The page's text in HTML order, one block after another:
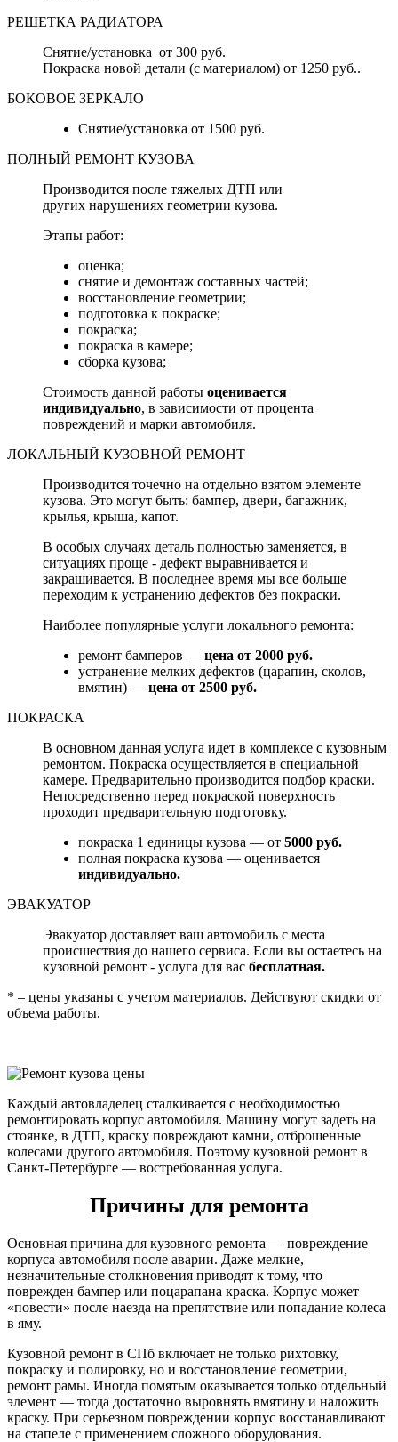
РЕШЕТКА РАДИАТОРА
Снятие/установка от 300 руб.
Покраска новой детали (с материалом) от 1250 руб..
БОКОВОЕ ЗЕРКАЛО
Снятие/установка от 1500 руб.
ПОЛНЫЙ РЕМОНТ КУЗОВА
Производится после тяжелых ДТП или
других нарушениях геометрии кузова.
Этапы работ:
оценка;
снятие и демонтаж составных частей;
восстановление геометрии;
подготовка к покраске;
покраска;
покраска в камере;
сборка кузова;
Стоимость данной работы оценивается
индивидуально, в зависимости от процента
повреждений и марки автомобиля.
ЛОКАЛЬНЫЙ КУЗОВНОЙ РЕМОНТ
Производится точечно на отдельно взятом элементе
кузова. Это могут быть: бампер, двери, багажник,
крылья, крыша, капот.
В особых случаях деталь полностью заменяется, в
ситуациях проще - дефект выравнивается и
закрашивается. В последнее время мы все больше
переходим к устранению дефектов без покраски.
Наиболее популярные услуги локального ремонта:
ремонт бамперов — цена от 2000 руб.
устранение мелких дефектов (царапин, сколов,
вмятин) — цена от 2500 руб.
ПОКРАСКА
В основном данная услуга идет в комплексе с кузовным
ремонтом. Покраска осуществляется в специальной
камере. Предварительно производится подбор краски.
Непосредственно перед покраской поверхность
проходит предварительную подготовку.
покраска 1 единицы кузова — от 5000 руб.
полная покраска кузова — оценивается
индивидуально.
ЭВАКУАТОР
Эвакуатор доставляет ваш автомобиль с места
происшествия до нашего сервиса. Если вы остаетесь на
кузовной ремонт - услуга для вас бесплатная.
* – цены указаны с учетом материалов. Действуют скидки от
объема работы.
Каждый автовладелец сталкивается с необходимостью
ремонтировать корпус автомобиля. Машину могут задеть на
стоянке, в ДТП, краску повреждают камни, отброшенные
колесами другого автомобиля. Поэтому кузовной ремонт в
Санкт-Петербурге — востребованная услуга.
Причины для ремонта
Основная причина для кузовного ремонта — повреждение
корпуса автомобиля после аварии. Даже мелкие,
незначительные столкновения приводят к тому, что
поврежден бампер или поцарапана краска. Корпус может
«повести» после наезда на препятствие или попадание колеса
в яму.
Кузовной ремонт в СПб включает не только рихтовку,
покраску и полировку, но и восстановление геометрии,
ремонт рамы. Иногда помятым оказывается только отдельный
элемент — тогда достаточно выровнять вмятину и наложить
краску. При серьезном повреждении корпус восстанавливают
на стапеле с применением сложного оборудования.